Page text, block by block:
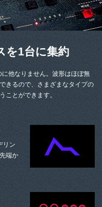
を1台に集約
他なりません。波形はほぼ無
きるので、さまざまなタイプの
ことができます。
リン
端か